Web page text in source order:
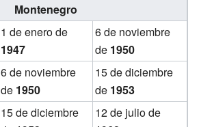
Montenegro
1 de enero de
1947
6 de noviembre
de 1950
6 de noviembre
de 1950
15 de diciembre
de 1953
15 de diciembre
12 de julio de